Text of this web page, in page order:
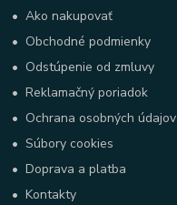
•Ako nakupovať
• Obchodné podmienky
• Odstúpenie od zmluvy
•Reklamačný poriadok
• Ochrana osobných údajov
•Súbory cookies
•Doprava a platba
•Kontakty